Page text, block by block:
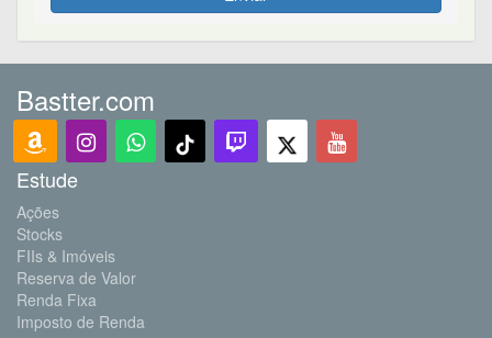
Bastter.com
Estude
Ações
Stocks
FIIs & Imóveis
Reserva de Valor
Renda Fixa
Imposto de Renda